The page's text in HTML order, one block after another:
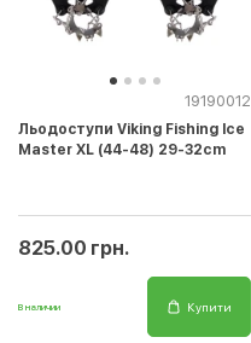
19190012
Льодоступи Viking Fishing Ice
Master XL (44-48) 29-32cm
825.00 грн.
В наличии Купити